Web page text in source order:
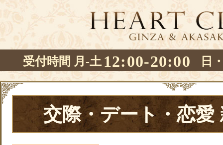
受付時間 月-土 12:00-20:00 日
交際・デート・恋愛